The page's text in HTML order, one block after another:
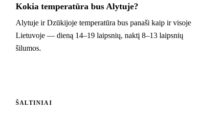
Kokia temperatūra bus Alytuje?
Alytuje ir Dzūkijoje temperatūra bus panaši kaip ir visoje
Lietuvoje — dieną 14–19 laipsnių, naktį 8–13 laipsnių
šilumos.
ŠALTINIAI